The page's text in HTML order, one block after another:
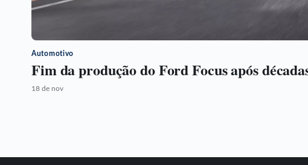
Automotivo
Fim da produção do Ford Focus após
18 de nov